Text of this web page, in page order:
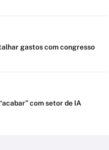
gastos com congresso
com setor de IA